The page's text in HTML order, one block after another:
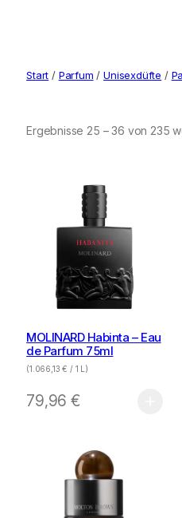
Start / Parfum /Unisexdüfte /
Ergebnisse 25 – 36 von 235
MOLINARD Habinta – Eau
de Parfum 75ml
(1.066,13€ / 1 L)
79,96€